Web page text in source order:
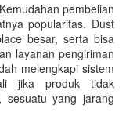
pembelian
popularitas. Dust
besar, serta bisa
layanan pengiriman
melengkapi sistem
jika produk tidak
sesuatu yang jarang